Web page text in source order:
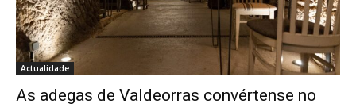
Actualidade
As adegas de Valdeorras convértense no